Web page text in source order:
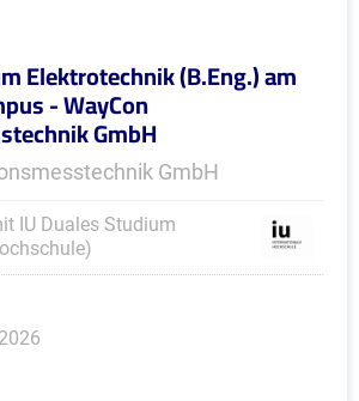
Elektrotechnik (B.Eng.) am
- WayCon
GmbH
GmbH
IU Duales Studium